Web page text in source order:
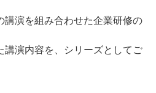
講演を組み合わせた企業研修の
講演内容を、シリーズとしてご